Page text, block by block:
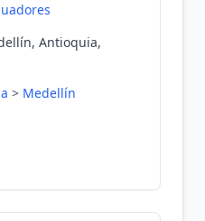
Antioquia,
> Medellín